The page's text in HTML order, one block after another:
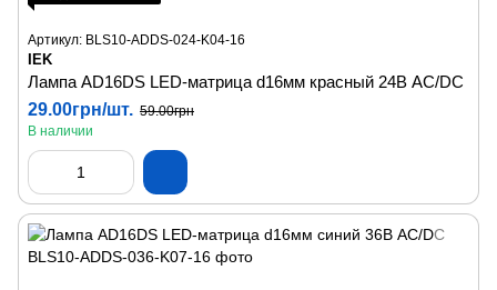
Артикул: BLS10-ADDS-024-K04-16
IEK
Лампа AD16DS LED-матрица d16мм красный 24В AC/DC
29.00грн/шт. 59.00грн
В наличии